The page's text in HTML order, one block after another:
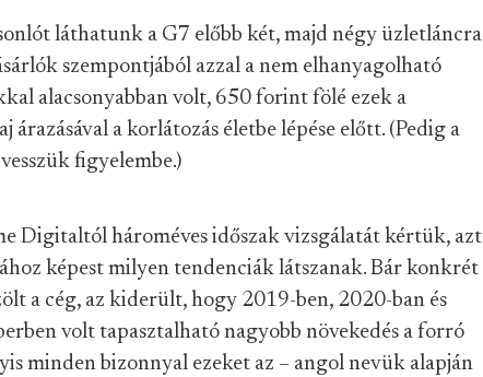
láthatunk a G7 előbb két, majd négy üzletláncra
szempontjából azzal a nem elhanyagolható
alacsonyabban volt, 650 forint fölé ezek a
a korlátozás életbe lépése előtt. (Pedig a
figyelembe.)
Digitaltól hároméves időszak vizsgálatát kértük, azt
képest milyen tendenciák látszanak. Bár konkrét
a cég, az kiderült, hogy 2019-ben, 2020-ban és
volt tapasztalható nagyobb növekedés a forró
minden bizonnyal ezeket az – angol nevük alapján